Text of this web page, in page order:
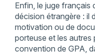
Enfin, le juge français
décision étrangère : il
motivation ou de
porteuse et les autres
convention de GPA,